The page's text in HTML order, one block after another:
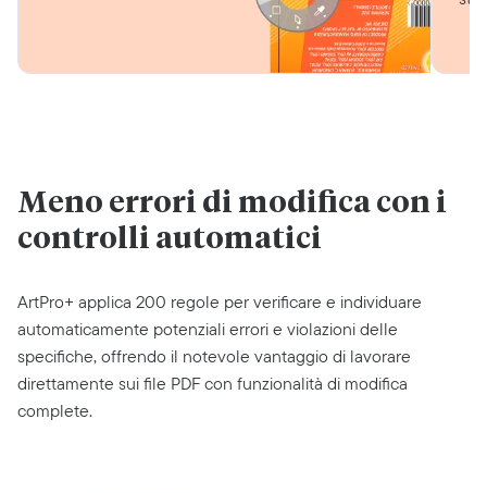
Meno errori di modifica con i
controlli automatici
ArtPro+ applica 200 regole per verificare e individuare
automaticamente potenziali errori e violazioni delle
specifiche, offrendo il notevole vantaggio di lavorare
direttamente sui file PDF con funzionalità di modifica
complete.